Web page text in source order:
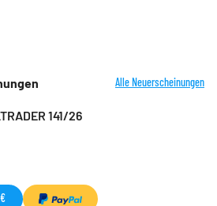
Alle Neuerscheinungen
141/26